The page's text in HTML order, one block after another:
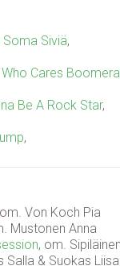
Soma Siviä,
Who Cares
Be A Rock Star,
,
Von Koch Pia
Mustonen Anna
, om.
Salla & Suokas